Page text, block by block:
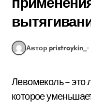
Автор pristroykin_
Левомеколь – это лекарственное средство,
которое